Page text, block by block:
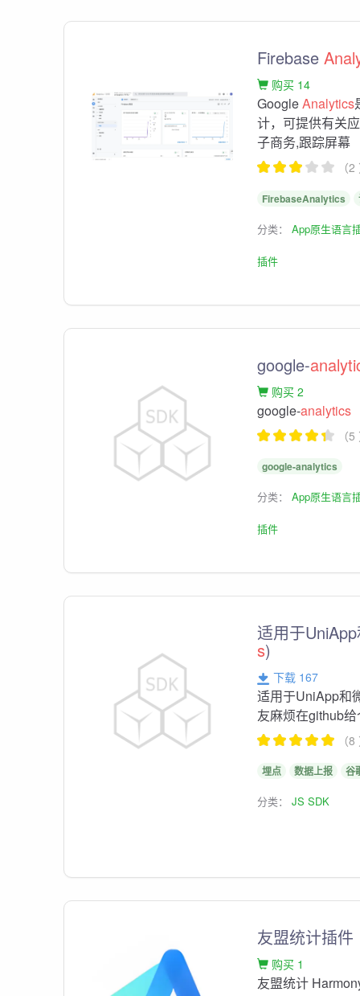
Firebase
购买 14
GoogleAnalytics
计，可提供有关
子商务,跟踪屏幕
（
FirebaseAnalytics
分类：App原生语言
插件
google-
购买 2
google-analytics
（
google-analytics
分类：App原生语言
插件
适用于
s)
下载 167
适用于UniApp和
友麻烦在github
（
埋点 数据上报 谷
分类：JS SDK
友盟统计插件
购买 1
友盟统计